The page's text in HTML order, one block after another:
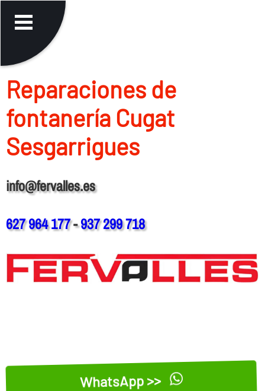
Reparaciones de
fontanerí­a Cugat
Sesgarrigues
info@fervalles.es
627 964 177-937 299 718
WhatsApp >>